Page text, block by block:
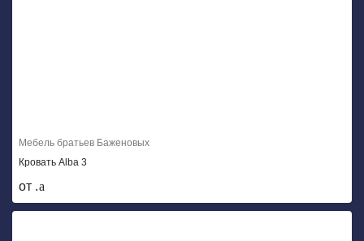
Мебель братьев Баженовых
Кровать Alba 3
от .